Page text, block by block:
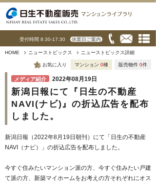
受付時間 8:30-17:30 休業日ご案内
HOME ニューストピックス ニューストピックス詳細
お気に入り マンション 0棟 販売物件 0件
メディア紹介 2022年08月19日
新潟日報にて『日生の不動産
NAVI(ナビ)』の折込広告を配布
しました。
新潟日報（2022年8月19日朝刊）にて「日生の不動産
NAVI（ナビ）」の折込広告を配布しました。
今すぐ住みたいマンション派の方、今すぐ住みたい戸建
て派の方、新築マイホームをお考えの方それぞれにオス